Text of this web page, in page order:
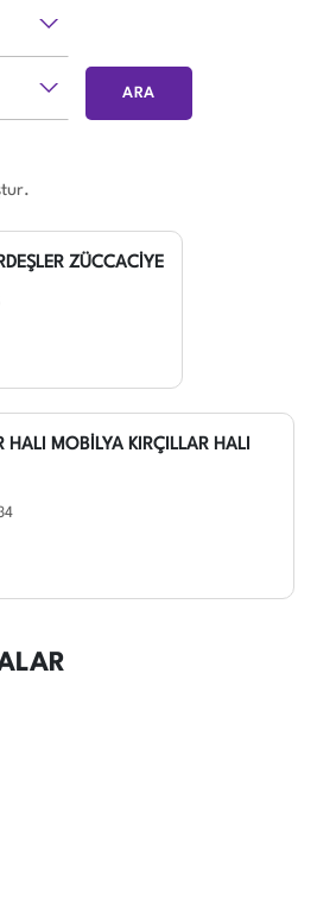
ZÜCCACİYE
HALI MOBİLYA KIRÇILLAR HALI